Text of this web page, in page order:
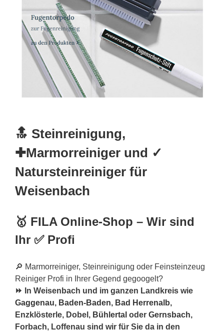
🔝 Steinreinigung,
✚Marmorreiniger und ✓
Natursteinreiniger für
Weisenbach
🥇 FILA Online-Shop – Wir sind
Ihr ✅ Profi
🔎 Marmorreiniger, Steinreinigung oder Feinsteinzeug
Reiniger Profi in Ihrer Gegend gegoogelt?
⏩ In Weisenbach und im ganzen Landkreis wie
Gaggenau, Baden-Baden, Bad Herrenalb,
Enzklösterle, Dobel, Bühlertal oder Gernsbach,
Forbach, Loffenau sind wir für Sie da in den